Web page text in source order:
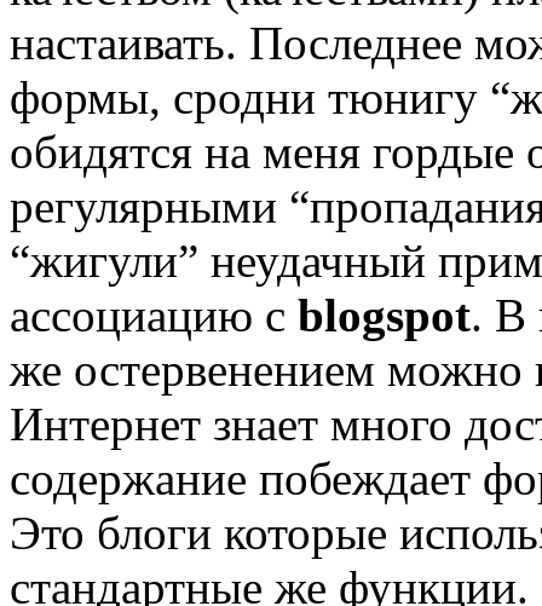
настаивать. Последнее
формы, сродни тюнигу
обидятся на меня гордые
регулярными
“жигули” неудачный
ассоциацию с blogspot. В
же остервенением можно
Интернет знает много
содержание побеждает
Это блоги которые
стандартные же